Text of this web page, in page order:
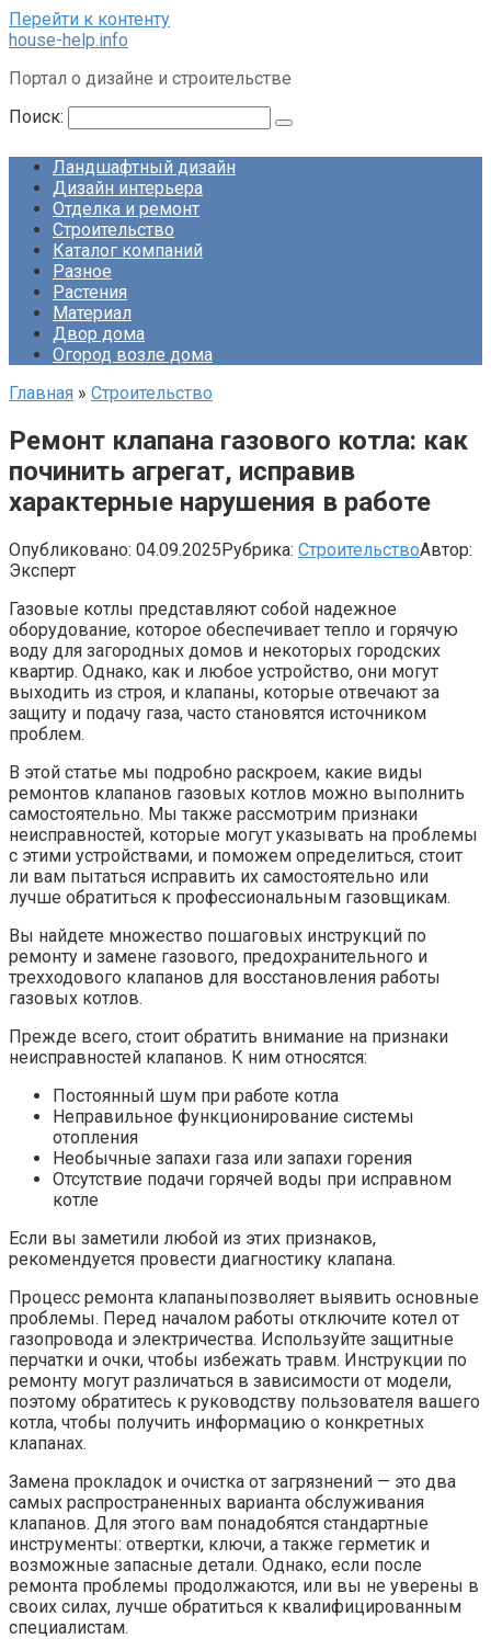
Перейти к контенту
house-help.info
Портал о дизайне и строительстве
Поиск:
Ландшафтный дизайн
Дизайн интерьера
Отделка и ремонт
Строительство
Каталог компаний
Разное
Растения
Материал
Двор дома
Огород возле дома
Главная » Строительство
Ремонт клапана газового котла: как
починить агрегат, исправив
характерные нарушения в работе
Опубликовано: 04.09.2025Рубрика: СтроительствоАвтор:
Эксперт
Газовые котлы представляют собой надежное
оборудование, которое обеспечивает тепло и горячую
воду для загородных домов и некоторых городских
квартир. Однако, как и любое устройство, они могут
выходить из строя, и клапаны, которые отвечают за
защиту и подачу газа, часто становятся источником
проблем.
В этой статье мы подробно раскроем, какие виды
ремонтов клапанов газовых котлов можно выполнить
самостоятельно. Мы также рассмотрим признаки
неисправностей, которые могут указывать на проблемы
с этими устройствами, и поможем определиться, стоит
ли вам пытаться исправить их самостоятельно или
лучше обратиться к профессиональным газовщикам.
Вы найдете множество пошаговых инструкций по
ремонту и замене газового, предохранительного и
трехходового клапанов для восстановления работы
газовых котлов.
Прежде всего, стоит обратить внимание на признаки
неисправностей клапанов. К ним относятся:
Постоянный шум при работе котла
Неправильное функционирование системы
отопления
Необычные запахи газа или запахи горения
Отсутствие подачи горячей воды при исправном
котле
Если вы заметили любой из этих признаков,
рекомендуется провести диагностику клапана.
Процесс ремонта клапаныпозволяет выявить основные
проблемы. Перед началом работы отключите котел от
газопровода и электричества. Используйте защитные
перчатки и очки, чтобы избежать травм. Инструкции по
ремонту могут различаться в зависимости от модели,
поэтому обратитесь к руководству пользователя вашего
котла, чтобы получить информацию о конкретных
клапанах.
Замена прокладок и очистка от загрязнений — это два
самых распространенных варианта обслуживания
клапанов. Для этого вам понадобятся стандартные
инструменты: отвертки, ключи, а также герметик и
возможные запасные детали. Однако, если после
ремонта проблемы продолжаются, или вы не уверены в
своих силах, лучше обратиться к квалифицированным
специалистам.